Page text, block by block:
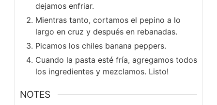
dejamos enfriar.
Mientras tanto, cortamos el pepino a lo
largo en cruz y después en rebanadas.
Picamos los chiles banana peppers.
Cuando la pasta esté fría, agregamos todos
los ingredientes y mezclamos. Listo!
NOTES